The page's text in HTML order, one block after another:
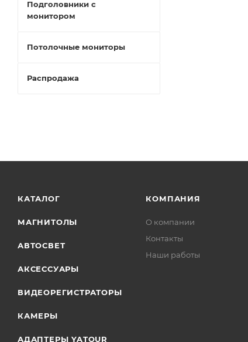
Подголовники с
монитором
Потолочные мониторы
Распродажа
КАТАЛОГ
МАГНИТОЛЫ
АВТОСВЕТ
АКСЕССУАРЫ
ВИДЕОРЕГИСТРАТОРЫ
КАМЕРЫ
АДАПТЕРЫ YATOUR
КОМПАНИЯ
О компании
Контакты
Наши работы